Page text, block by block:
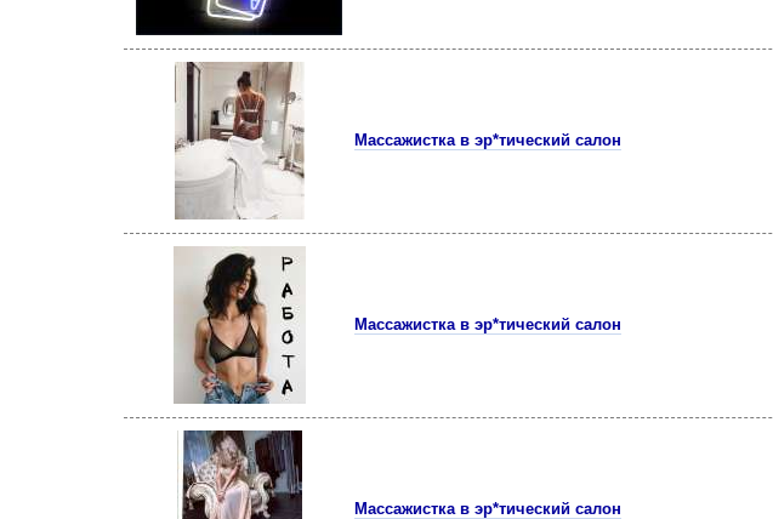
Массажистка в эр*тический салон
Массажистка в эр*тический салон
Массажистка в эр*тический салон